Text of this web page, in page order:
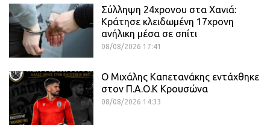
Σύλληψη 24χρονου στα Χανιά:
Κράτησε κλειδωμένη 17χρονη
ανήλικη μέσα σε σπίτι
08/08/2026 17:41
O Mιχάλης Καπετανάκης εντάχθηκε
στον Π.Α.Ο.Κ Κρουσώνα
08/08/2026 14:33